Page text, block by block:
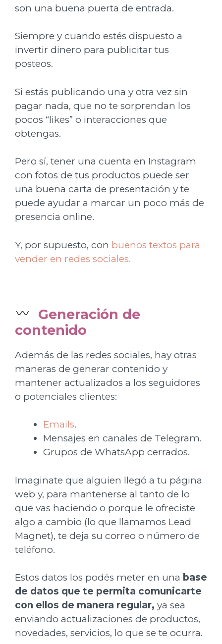
son una buena puerta de entrada.
Siempre y cuando estés dispuesto a
invertir dinero para publicitar tus
posteos.
Si estás publicando una y otra vez sin
pagar nada, que no te sorprendan los
pocos “likes” o interacciones que
obtengas.
Pero sí, tener una cuenta en Instagram
con fotos de tus productos puede ser
una buena carta de presentación y te
puede ayudar a marcar un poco más de
presencia online.
Y, por supuesto, con buenos textos para
vender en redes sociales.
Generación de
contenido
Además de las redes sociales, hay otras
maneras de generar contenido y
mantener actualizados a los seguidores
o potenciales clientes:
Emails.
Mensajes en canales de Telegram.
Grupos de WhatsApp cerrados.
Imaginate que alguien llegó a tu página
web y, para mantenerse al tanto de lo
que vas haciendo o porque le ofreciste
algo a cambio (lo que llamamos Lead
Magnet), te deja su correo o número de
teléfono.
Estos datos los podés meter en una base
de datos que te permita comunicarte
con ellos de manera regular, ya sea
enviando actualizaciones de productos,
novedades, servicios, lo que se te ocurra.